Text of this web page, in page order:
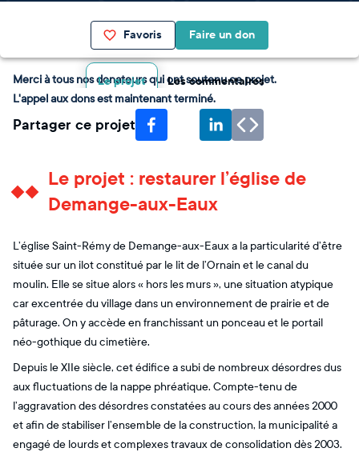
Favoris Faire un don
Le projet Les commentaires
Merci à tous nos donateurs qui ont soutenu ce projet.
L'appel aux dons est maintenant terminé.
Partager ce projet
Le projet : restaurer l’église de
Demange-aux-Eaux
L’église Saint-Rémy de Demange-aux-Eaux a la particularité d’être
située sur un ilot constitué par le lit de l’Ornain et le canal du
moulin. Elle se situe alors « hors les murs », une situation atypique
car excentrée du village dans un environnement de prairie et de
pâturage. On y accède en franchissant un ponceau et le portail
néo-gothique du cimetière.
Depuis le XIIe siècle, cet édifice a subi de nombreux désordres dus
aux fluctuations de la nappe phréatique. Compte-tenu de
l’aggravation des désordres constatées au cours des années 2000
et afin de stabiliser l’ensemble de la construction, la municipalité a
engagé de lourds et complexes travaux de consolidation dès 2003.